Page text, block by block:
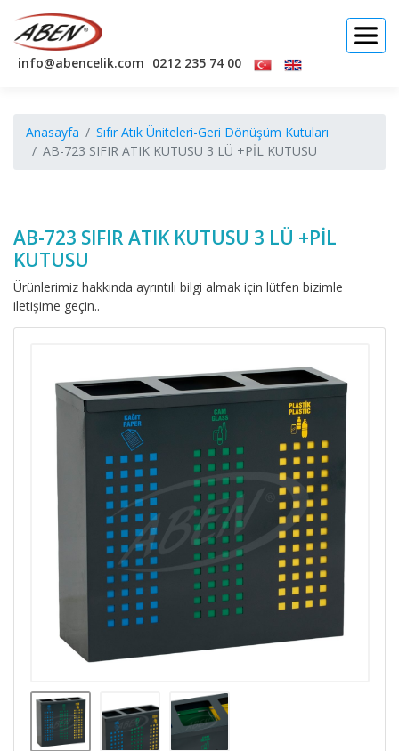
info@abencelik.com 0212 235 74 00
Anasayfa
Sıfır Atık Üniteleri-Geri Dönüşüm Kutuları
AB-723 SIFIR ATIK KUTUSU 3 LÜ +PİL KUTUSU
AB-723 SIFIR ATIK KUTUSU 3 LÜ +PİL
KUTUSU
Ürünlerimiz hakkında ayrıntılı bilgi almak için lütfen bizimle
iletişime geçin..